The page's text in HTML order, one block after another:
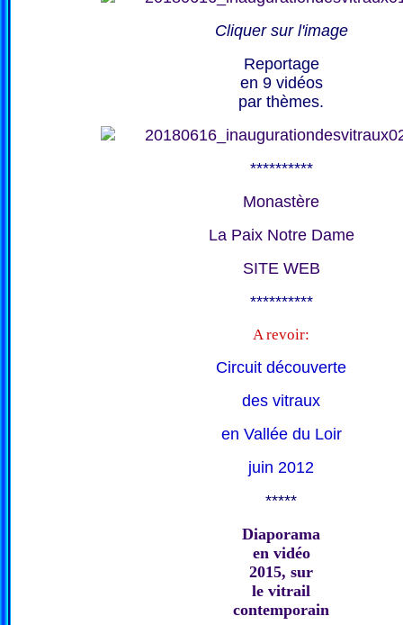
Cliquer sur l'image
Reportage
en 9 vidéos
par thèmes.
**********
Monastère
La Paix Notre Dame
SITE WEB
**********
A revoir:
Circuit découverte
des vitraux
en Vallée du Loir
juin 2012
*****
Diaporama
en vidéo
2015, sur
le vitrail
contemporain